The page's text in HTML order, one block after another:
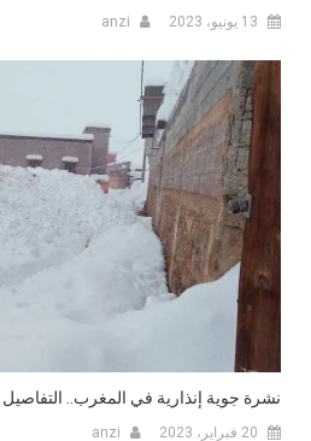
13 يونيو، 2023 anzi
نشرة جوية إنذارية في المغرب.. التفاصيل
20 فبراير، 2023 anzi